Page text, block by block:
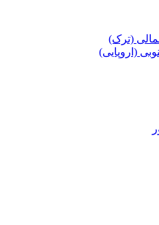
(ترک)
(اروپایی)